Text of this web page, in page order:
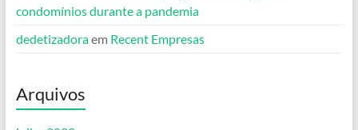
condomínios durante a pandemia
dedetizadoraem Recent Empresas
Arquivos